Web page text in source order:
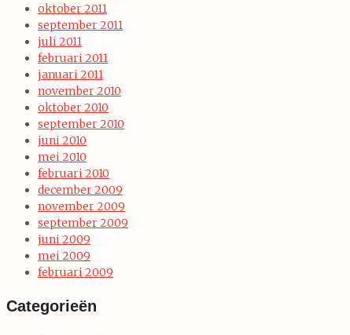
oktober 2011
september 2011
juli 2011
februari 2011
januari 2011
november 2010
oktober 2010
september 2010
juni 2010
mei 2010
februari 2010
december 2009
november 2009
september 2009
juni 2009
mei 2009
februari 2009
Categorieën